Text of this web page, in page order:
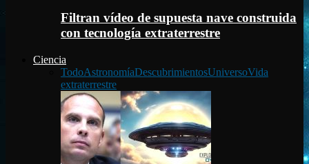
Filtran vídeo de supuesta nave construida
con tecnología extraterrestre
Ciencia
TodoAstronomíaDescubrimientosUniversoVida
extraterrestre